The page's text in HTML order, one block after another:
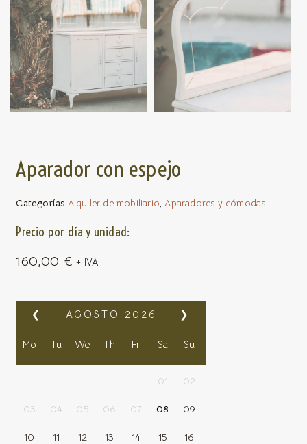
Aparador con espejo
Categorías Alquiler de mobiliario Aparadores y cómodas
Precio por día y unidad:
160,00 € + IVA
❮ ❯
AGOSTO 2026
Mo Tu We Th Fr Sa Su
01 02
03 04 05 06 07 08 09
10 11 12 13 14 15 16